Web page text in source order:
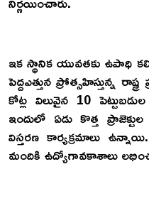
ఇక స్థానిక యువతకు ఉపాధి
పెద్దఎత్తున ప్రోత్సహిస్తున్న
కోట్ల విలువైన 10
ఇందులో ఏడు కొత్త
విస్తరణ కార్యక్రమాలు
మందికి ఉద్యోగావకాశాలు